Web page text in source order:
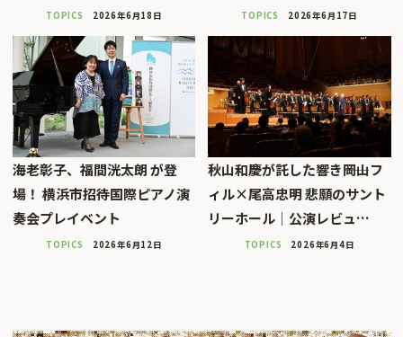
TOPICS 2026年6月18日 TOPICS 2026年6月17日
海老彰子、福間洸太朗 が登
場！ 横浜市招待国際ピアノ演
奏会プレイベント
TOPICS 2026年6月12日
秋山和慶が託した響き――岡山フ
ィル×尾高忠明 悲願のサント
リーホール｜公演レビュ…
TOPICS 2026年6月4日